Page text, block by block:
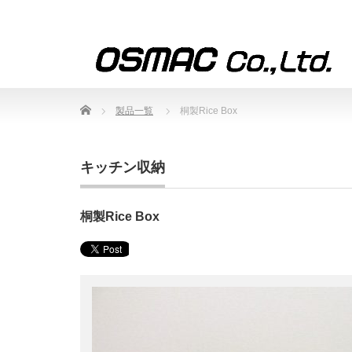
Home 製品一覧 桐製Rice Box
キッチン収納
桐製Rice Box